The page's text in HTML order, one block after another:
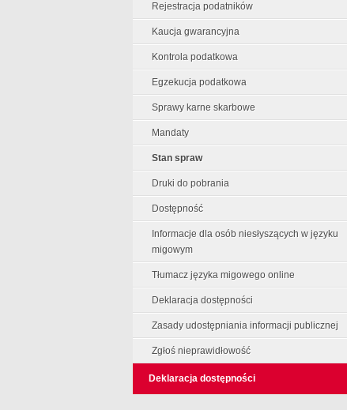
Rejestracja podatników
Kaucja gwarancyjna
Kontrola podatkowa
Egzekucja podatkowa
Sprawy karne skarbowe
Mandaty
Stan spraw
Druki do pobrania
Dostępność
Informacje dla osób niesłyszących w języku
migowym
Tłumacz języka migowego online
Deklaracja dostępności
Zasady udostępniania informacji publicznej
Zgłoś nieprawidłowość
Deklaracja dostępności